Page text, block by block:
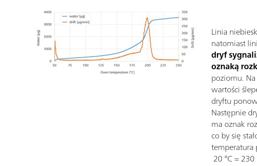
Linia
natomiast
dryf
oznaką
poziomu.
wartości
dryftu
Następnie
ma oznak
co by się
temperatura
20 °C = 230